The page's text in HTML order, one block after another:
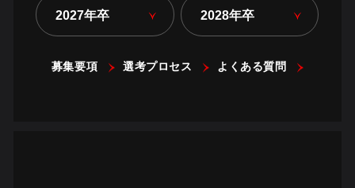
2027年卒 2028年卒
募集要項 選考プロセス よくある質問